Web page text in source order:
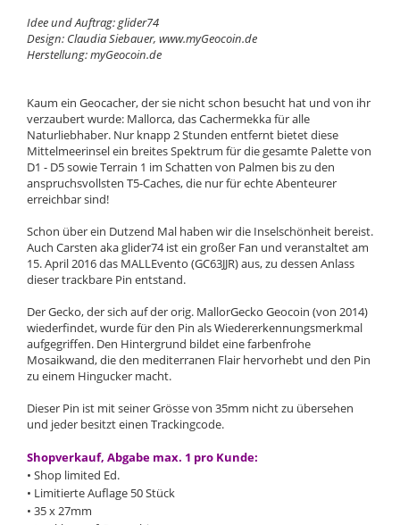
Idee und Auftrag: glider74
Design: Claudia Siebauer, www.myGeocoin.de
Herstellung: myGeocoin.de
Kaum ein Geocacher, der sie nicht schon besucht hat und von ihr
verzaubert wurde: Mallorca, das Cachermekka für alle
Naturliebhaber. Nur knapp 2 Stunden entfernt bietet diese
Mittelmeerinsel ein breites Spektrum für die gesamte Palette von
D1 - D5 sowie Terrain 1 im Schatten von Palmen bis zu den
anspruchsvollsten T5-Caches, die nur für echte Abenteurer
erreichbar sind!
Schon über ein Dutzend Mal haben wir die Inselschönheit bereist.
Auch Carsten aka glider74 ist ein großer Fan und veranstaltet am
15. April 2016 das MALLEvento (GC63JJR) aus, zu dessen Anlass
dieser trackbare Pin entstand.
Der Gecko, der sich auf der orig. MallorGecko Geocoin (von 2014)
wiederfindet, wurde für den Pin als Wiedererkennungsmerkmal
aufgegriffen. Den Hintergrund bildet eine farbenfrohe
Mosaikwand, die den mediterranen Flair hervorhebt und den Pin
zu einem Hingucker macht.
Dieser Pin ist mit seiner Grösse von 35mm nicht zu übersehen
und jeder besitzt einen Trackingcode.
Shopverkauf, Abgabe max. 1 pro Kunde:
​• Shop limited Ed.
• Limitierte Auflage 50 Stück
• 35 x 27mm